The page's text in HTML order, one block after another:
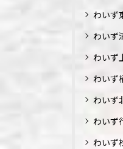
わいず
わいず
わいず
わいず
わいず
わいず
わいず